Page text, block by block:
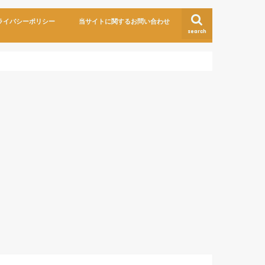
search
イバシーポリシー 当サイトに関するお問い合わせ